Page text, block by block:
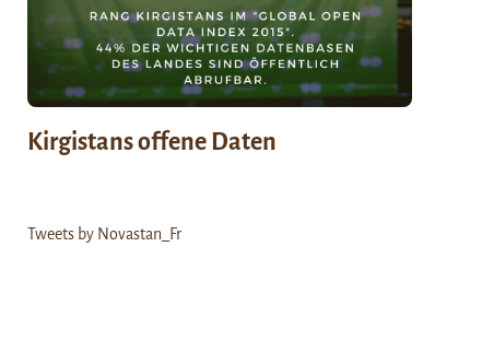
Kirgistans offene Daten
Tweets by Novastan_Fr